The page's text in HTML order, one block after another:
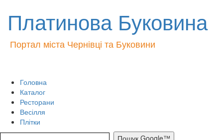
Платинова Буковина
Портал міста Чернівці та Буковини
Головна
Каталог
Ресторани
Весілля
Плітки